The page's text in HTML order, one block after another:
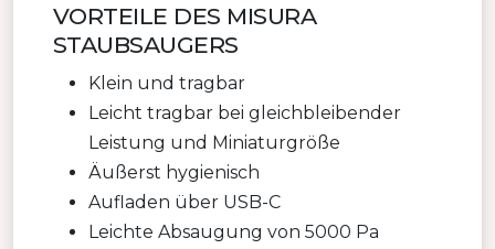
VORTEILE DES MISURA
STAUBSAUGERS
Klein und tragbar
Leicht tragbar bei gleichbleibender
Leistung und Miniaturgröße
Äußerst hygienisch
Aufladen über USB-C
Leichte Absaugung von 5000 Pa